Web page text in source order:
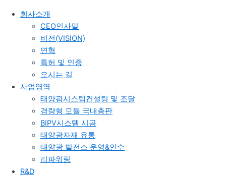
회사소개
CEO인사말
비전(VISION)
연혁
특허 및 인증
오시는 길
사업영역
태양광시스템컨설팅 및 조달
경량형 모듈 국내총판
BIPV시스템 시공
태양광자재 유통
태양광 발전소 운영&인수
리파워링
R&D